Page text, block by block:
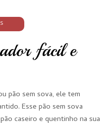
fácil e
pão sem sova, ele tem
Esse pão sem sova
caseiro e quentinho na sua